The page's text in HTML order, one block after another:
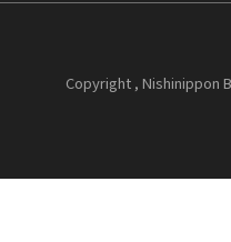
Copyright , Nishinippon